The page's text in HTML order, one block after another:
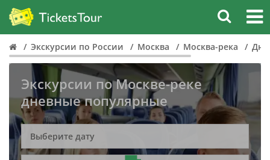
Экскурсии по России Москва Москва-река
Экскурсии по Москве-реке
дневные популярные